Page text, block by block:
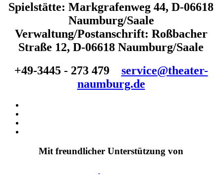
Spielstätte: Markgrafenweg 44, D-06618
Naumburg/Saale
Verwaltung/Postanschrift: Roßbacher
Straße 12, D-06618 Naumburg/Saale
+49-3445 - 273 479
service@theater-
naumburg.de
Mit freundlicher Unterstützung von